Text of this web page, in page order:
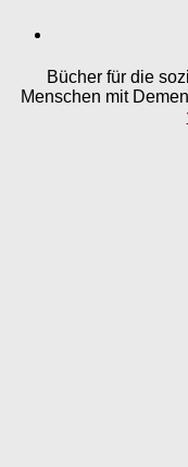
Bücher für die
Menschen mit